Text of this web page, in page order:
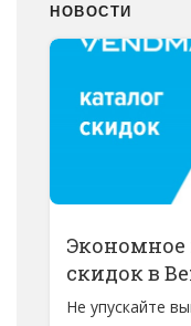
НОВОСТИ
Экономное
скидок в
Не упускайте